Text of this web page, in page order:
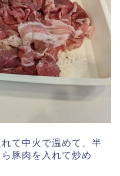
て中火で温めて、半
豚肉を入れて炒め